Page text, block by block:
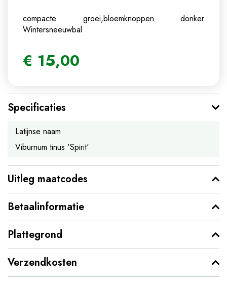
compacte groei,bloemknoppen donker
Wintersneeuwbal
€ 15,00
Specificaties
Latijnse naam
Viburnum tinus 'Spirit'
Uitleg maatcodes
Betaalinformatie
Plattegrond
Verzendkosten